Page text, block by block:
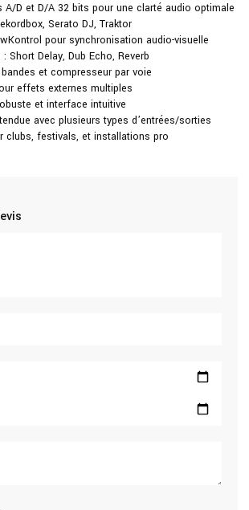
A/D et D/A 32 bits pour une clarté audio optimale
Serato DJ, Traktor
pour synchronisation audio-visuelle
Short Delay, Dub Echo, Reverb
et compresseur par voie
effets externes multiples
et interface intuitive
avec plusieurs types d’entrées/sorties
clubs, festivals, et installations pro